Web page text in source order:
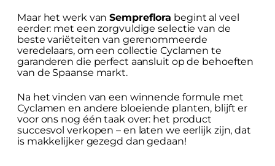
Maar het werk vanSempreflora begint al veel
eerder: met een zorgvuldige selectie van de
beste variëteiten van gerenommeerde
veredelaars, om een collectie Cyclamen te
garanderen die perfect aansluit op de behoeften
van de Spaanse markt.
Na het vinden van een winnende formule met
Cyclamen en andere bloeiende planten, blijft er
voor ons nog één taak over: het product
succesvol verkopen – en laten we eerlijk zijn, dat
is makkelijker gezegd dan gedaan!